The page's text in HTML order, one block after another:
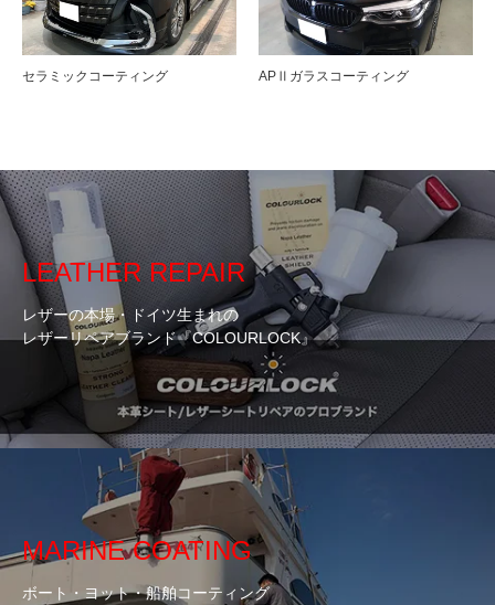
セラミックコーティング APⅡガラスコーティング
LEATHER REPAIR
レザーの本場・ドイツ生まれの
レザーリペアブランド『COLOURLOCK』
MARINE COATING
ボート・ヨット・船舶コーティング